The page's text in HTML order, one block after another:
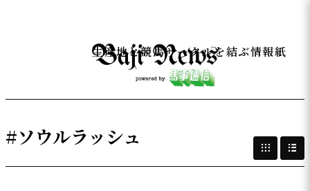
生産地と競馬サークルを結ぶ情報紙
#ソウルラッシュ